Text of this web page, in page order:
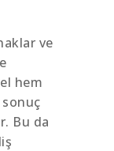
ve
hem
Bu da